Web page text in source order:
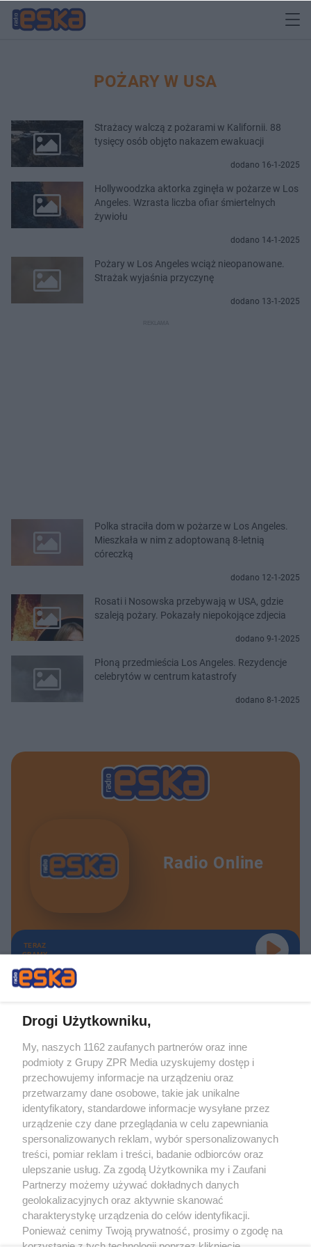
POŻARY W USA
Strażacy walczą z pożarami w Kalifornii. 88
tysięcy osób objęto nakazem ewakuacji
dodano 16-1-2025
Hollywoodzka aktorka zginęła w pożarze w Los
Angeles. Wzrasta liczba ofiar śmiertelnych
żywiołu
dodano 14-1-2025
Pożary w Los Angeles wciąż nieopanowane.
Strażak wyjaśnia przyczynę
dodano 13-1-2025
Polka straciła dom w pożarze w Los Angeles.
Mieszkała w nim z adoptowaną 8-letnią
córeczką
dodano 12-1-2025
Rosati i Nosowska przebywają w USA, gdzie
szaleją pożary. Pokazały niepokojące zdjecia
dodano 9-1-2025
Płoną przedmieścia Los Angeles. Rezydencje
celebrytów w centrum katastrofy
dodano 8-1-2025
Radio Online
TERAZ
GRAMY
Żaden utwór zamieszczony w serwisie nie może być powielany i
rozpowszechniany lub dalej rozpowszechniany w jakikolwiek sposób (w
tym także elektroniczny lub mechaniczny) na jakimkolwiek polu
eksploatacji w jakiejkolwiek formie, włącznie z umieszczaniem w Internecie
bez pisemnej zgody właściciela praw. Jakiekolwiek użycie lub
wykorzystanie utworów w całości lub w części z naruszeniem prawa, tzn.
bez właściwej zgody, jest zabronione pod groźbą kary i może być ścigane
prawnie.
O nas
Drogi Użytkowniku,
My, naszych 1162 zaufanych partnerów oraz inne
podmioty z Grupy ZPR Media uzyskujemy dostęp i
przechowujemy informacje na urządzeniu oraz
przetwarzamy dane osobowe, takie jak unikalne
identyfikatory, standardowe informacje wysyłane przez
urządzenie czy dane przeglądania w celu zapewniania
spersonalizowanych reklam, wybór spersonalizowanych
treści, pomiar reklam i treści, badanie odbiorców oraz
ulepszanie usług. Za zgodą Użytkownika my i Zaufani
Partnerzy możemy używać dokładnych danych
geolokalizacyjnych oraz aktywnie skanować
charakterystykę urządzenia do celów identyfikacji.
Ponieważ cenimy Twoją prywatność, prosimy o zgodę na